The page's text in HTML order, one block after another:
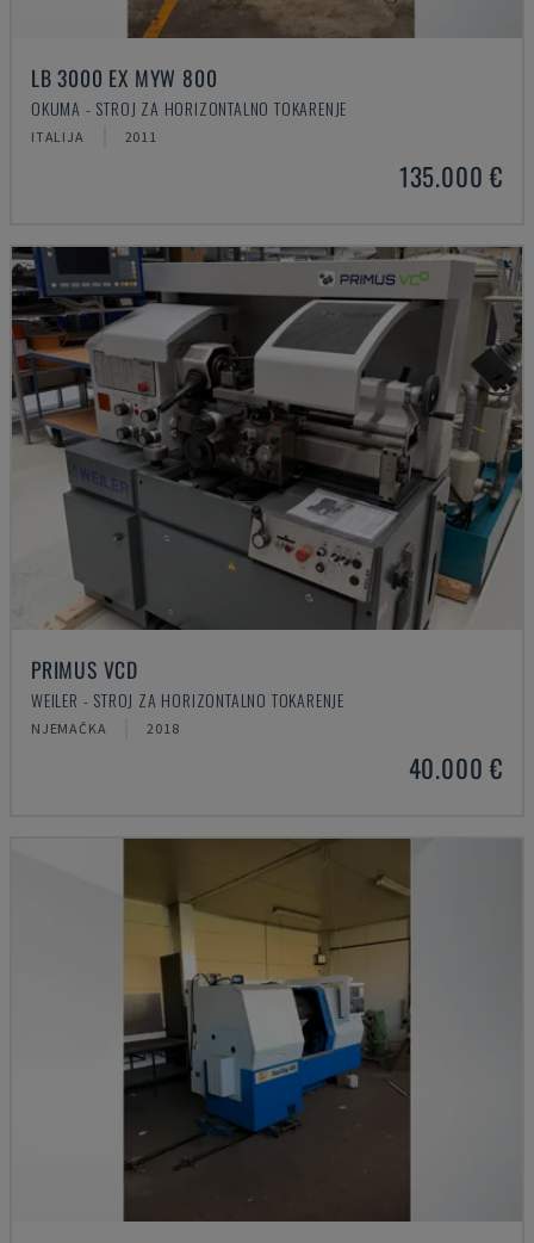
LB 3000 EX MYW 800
OKUMA - STROJ ZA HORIZONTALNO TOKARENJE
ITALIJA 2011
135.000 €
PRIMUS VCD
WEILER - STROJ ZA HORIZONTALNO TOKARENJE
NJEMAČKA 2018
40.000 €